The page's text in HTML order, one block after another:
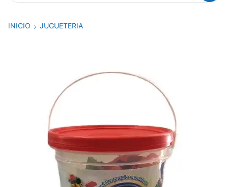
INICIO JUGUETERIA